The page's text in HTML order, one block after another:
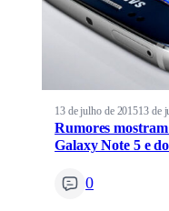
13 de julho de 201513 de
Rumores mostram
Galaxy Note 5 e
0